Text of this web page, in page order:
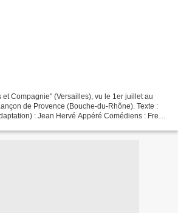
Compagnie" (Versailles), vu le 1er juillet au
de Provence (Bouche-du-Rhône). Texte :
: Jean Hervé Appéré Comédiens : Fred